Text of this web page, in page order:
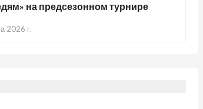
на предсезонном турнире
2026 г.